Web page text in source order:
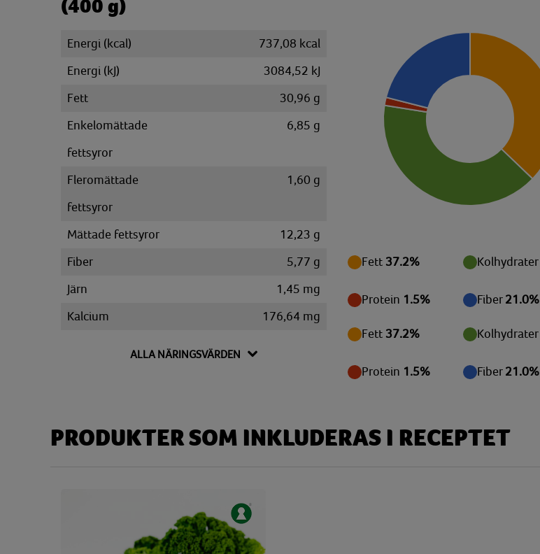
(400 g)
Energi (kcal)
737,08 kcal
Energi (kJ)
3084,52 kJ
Fett
30,96 g
Enkelomättade
fettsyror
6,85 g
Fleromättade
fettsyror
1,60 g
Mättade fettsyror
12,23 g
Fiber
5,77 g
Järn
1,45 mg
Kalcium
176,64 mg
ALLA NÄRINGSVÄRDEN
Fett 37.2% Kolhydrater
Protein 1.5% Fiber 21.0%
Fett 37.2% Kolhydrater
Protein 1.5% Fiber 21.0%
PRODUKTER SOM INKLUDERAS I RECEPTET